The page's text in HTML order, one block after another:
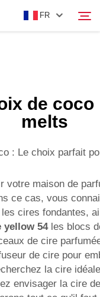
FR
de coco
melts
: Le choix parfait
votre maison de
ce cas, vous
cires fondantes,
yellow 54 les blocs
de cire
de cire pour
la cire
envisager la cire